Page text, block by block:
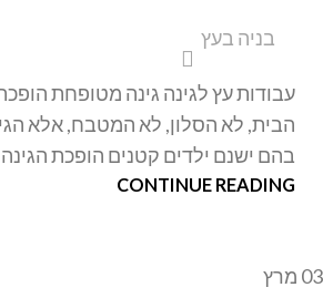
בניה בעץ
עבודות עץ לגינה גינה מטופחת
הבית, לא הסלון, לא המטבח, אלא
בהם ישנם ילדים קטנים הופכת
CONTINUE READING
03 מרץ